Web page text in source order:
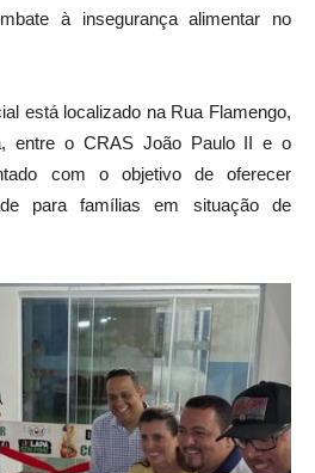
à insegurança alimentar no
está localizado na Rua Flamengo,
entre o CRAS João Paulo II e o
com o objetivo de oferecer
para famílias em situação de